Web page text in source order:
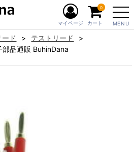
MENU
マイページ カート
0
ド
テストリード
品通販 BuhinDana